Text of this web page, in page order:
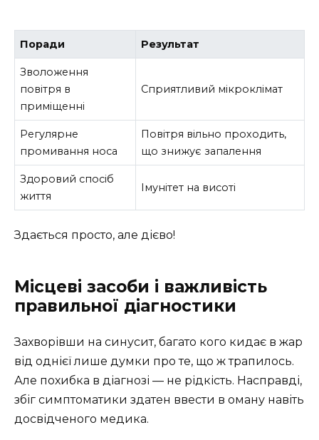
Поради Результат
Зволоження
повітря в
приміщенні
Сприятливий мікроклімат
Регулярне
промивання носа
Повітря вільно проходить,
що знижує запалення
Здоровий спосіб
життя
Імунітет на висоті
Здається просто, але дієво!
Місцеві засоби і важливість
правильної діагностики
Захворівши на синусит, багато кого кидає в жар
від однієї лише думки про те, що ж трапилось.
Але похибка в діагнозі — не рідкість. Насправді,
збіг симптоматики здатен ввести в оману навіть
досвідченого медика.